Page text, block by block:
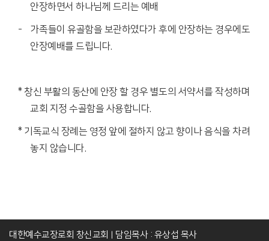
안장하면서 하나님께 드리는 예배
- 가족들이 유골함을 보관하였다가 후에 안장하는 경우에도
안장예배를 드립니다.
* 창신 부활의 동산에 안장 할 경우 별도의 서약서를 작성하며
교회 지정 수골함을 사용합니다.
* 기독교식 장례는 영정 앞에 절하지 않고 향이나 음식을 차려
놓지 않습니다.
대한예수교장로회 창신교회 | 담임목사 : 유상섭 목사